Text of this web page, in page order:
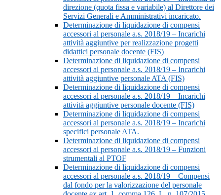
direzione (quota fissa e variabile) al Direttore dei
Servizi Generali e Amministrativi incaricato.
Determinazione di liquidazione di compensi
accessori al personale a.s. 2018/19 – Incarichi
attività aggiuntive per realizzazione progetti
didattici personale docente (FIS)
Determinazione di liquidazione di compensi
accessori al personale a.s. 2018/19 – Incarichi
attività aggiuntive personale ATA (FIS)
Determinazione di liquidazione di compensi
accessori al personale a.s. 2018/19 – Incarichi
attività aggiuntive personale docente (FIS)
Determinazione di liquidazione di compensi
accessori al personale a.s. 2018/19 – Incarichi
specifici personale ATA.
Determinazione di liquidazione di compensi
accessori al personale a.s. 2018/19 – Funzioni
strumentali al PTOF
Determinazione di liquidazione di compensi
accessori al personale a.s. 2018/19 – Compensi
dal fondo per la valorizzazione del personale